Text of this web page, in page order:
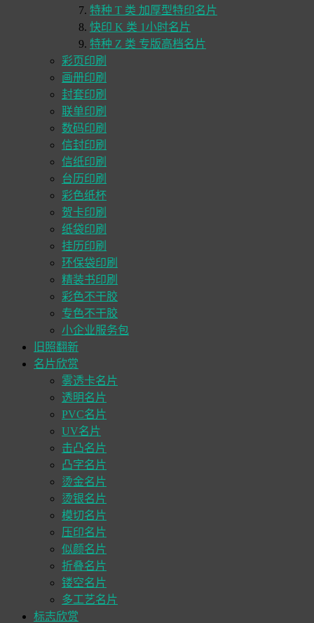
特种 T 类 加厚型特印名片
快印 K 类 1小时名片
特种 Z 类 专版高档名片
彩页印刷
画册印刷
封套印刷
联单印刷
数码印刷
信封印刷
信纸印刷
台历印刷
彩色纸杯
贺卡印刷
纸袋印刷
挂历印刷
环保袋印刷
精装书印刷
彩色不干胶
专色不干胶
小企业服务包
旧照翻新
名片欣赏
雾透卡名片
透明名片
PVC名片
UV名片
击凸名片
凸字名片
烫金名片
烫银名片
模切名片
压印名片
似颜名片
折叠名片
镂空名片
多工艺名片
标志欣赏